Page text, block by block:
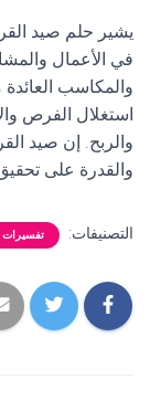
يشير حلم صيد
في الأعمال
والمكاسب
استغلال الفرص
والربح. إن صيد
والقدرة على
التصنيفات: تفسيرات